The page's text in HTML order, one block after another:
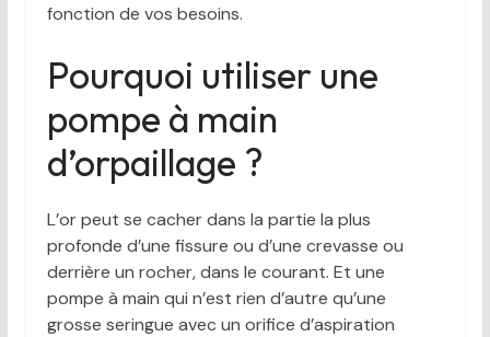
fonction de vos besoins.
Pourquoi utiliser une
pompe à main
d’orpaillage ?
L’or peut se cacher dans la partie la plus
profonde d’une fissure ou d’une crevasse ou
derrière un rocher, dans le courant. Et une
pompe à main qui n’est rien d’autre qu’une
grosse seringue avec un orifice d’aspiration